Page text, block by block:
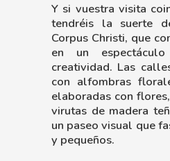
Y si vuestra visita
tendréis la suerte
Corpus Christi, que
en un
creatividad. Las
con alfombras
elaboradas con
virutas de madera
un paseo visual que
y pequeños.